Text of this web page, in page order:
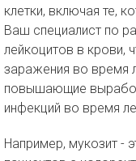
клетки, включая те,
Ваш специалист по
лейкоцитов в крови,
заражения во время
повышающие
инфекций во время
Например, мукозит -